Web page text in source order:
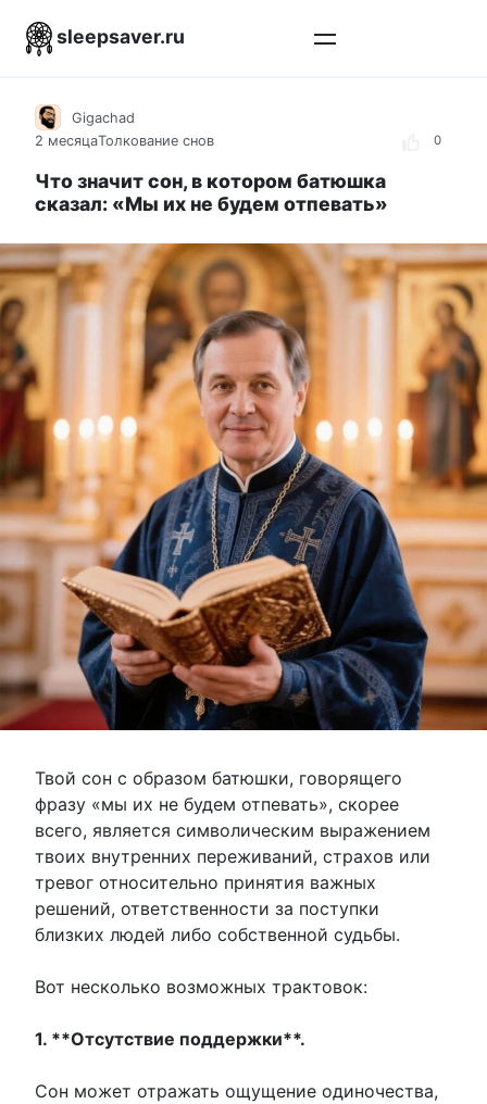
sleepsaver.ru
0
Gigachad
2 месяцаТолкование снов
Что значит сон, в котором батюшка
сказал: «Мы их не будем отпевать»
Твой сон с образом батюшки, говорящего
фразу «мы их не будем отпевать», скорее
всего, является символическим выражением
твоих внутренних переживаний, страхов или
тревог относительно принятия важных
решений, ответственности за поступки
близких людей либо собственной судьбы.
Вот несколько возможных трактовок:
1. **Отсутствие поддержки**.
Сон может отражать ощущение одиночества,